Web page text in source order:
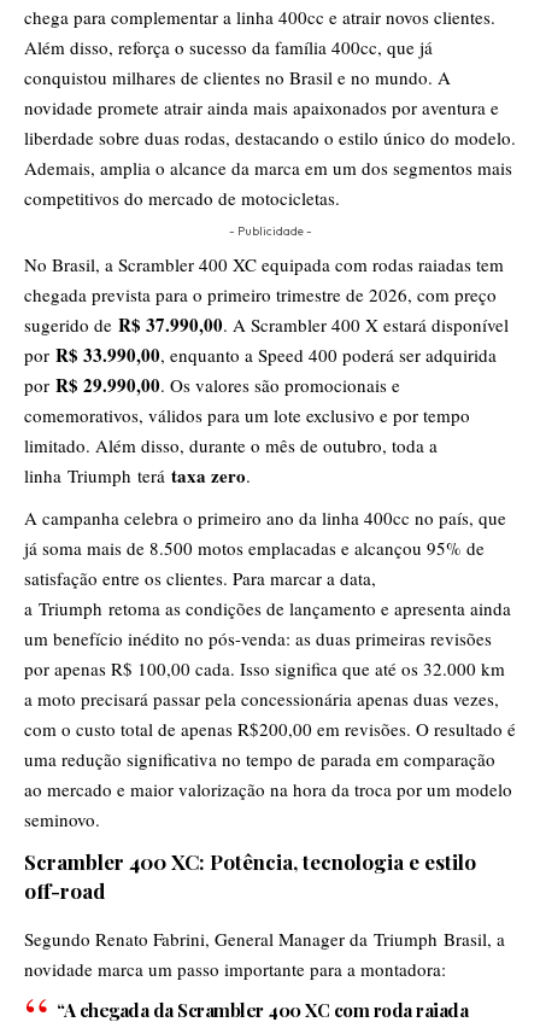
chega para complementar a linha 400cc e atrair novos clientes.
Além disso, reforça o sucesso da família 400cc, que já
conquistou milhares de clientes no Brasil e no mundo. A
novidade promete atrair ainda mais apaixonados por aventura e
liberdade sobre duas rodas, destacando o estilo único do modelo.
Ademais, amplia o alcance da marca em um dos segmentos mais
competitivos do mercado de motocicletas.
- Publicidade -
No Brasil, a Scrambler 400 XC equipada com rodas raiadas tem
chegada prevista para o primeiro trimestre de 2026, com preço
sugerido de R$ 37.990,00. A Scrambler 400 X estará disponível
por R$ 33.990,00, enquanto a Speed 400 poderá ser adquirida
por R$ 29.990,00. Os valores são promocionais e
comemorativos, válidos para um lote exclusivo e por tempo
limitado. Além disso, durante o mês de outubro, toda a
linha Triumph terá taxa zero.
A campanha celebra o primeiro ano da linha 400cc no país, que
já soma mais de 8.500 motos emplacadas e alcançou 95% de
satisfação entre os clientes. Para marcar a data,
a Triumph retoma as condições de lançamento e apresenta ainda
um benefício inédito no pós-venda: as duas primeiras revisões
por apenas R$ 100,00 cada. Isso significa que até os 32.000 km
a moto precisará passar pela concessionária apenas duas vezes,
com o custo total de apenas R$200,00 em revisões. O resultado é
uma redução significativa no tempo de parada em comparação
ao mercado e maior valorização na hora da troca por um modelo
seminovo.
Scrambler 400 XC: Potência, tecnologia e estilo
off-road
Segundo Renato Fabrini, General Manager da Triumph Brasil, a
novidade marca um passo importante para a montadora:
“A chegada da Scrambler 400 XC com roda raiada